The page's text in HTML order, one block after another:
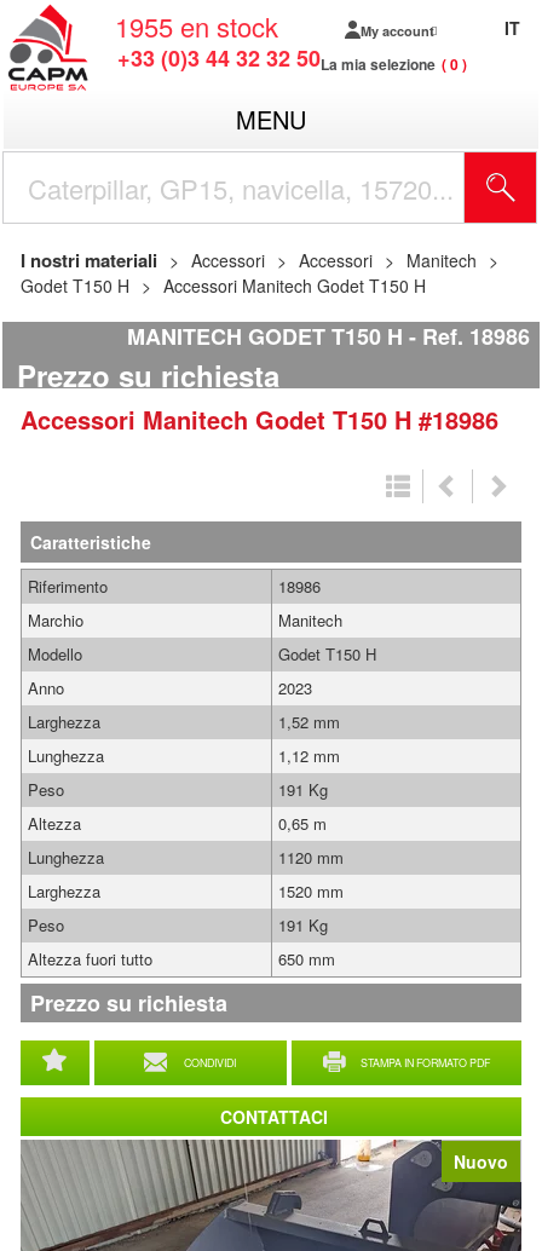
1955 en stock
+33 (0)3 44 32 32 50
My account
La mia selezione 0
IT
MENU
I nostri materiali Accessori Accessori
Manitech
Godet T150 H
Accessori Manitech Godet T150 H
MANITECH GODET T150 H Ref. 18986
Prezzo su richiesta
Accessori Manitech Godet T150 H #18986
Nuovo
Caratteristiche
CONDIVIDI STAMPA IN FORMATO PDF
Riferimento
18986
Marchio
Manitech
Modello
Godet T150 H
Anno
2023
Larghezza
1,52 mm
Lunghezza
1,12 mm
Peso
191 Kg
Altezza
0,65 m
Lunghezza
1120 mm
Larghezza
1520 mm
Peso
191 Kg
Altezza fuori tutto
650 mm
Prezzo su richiesta
CONTATTACI